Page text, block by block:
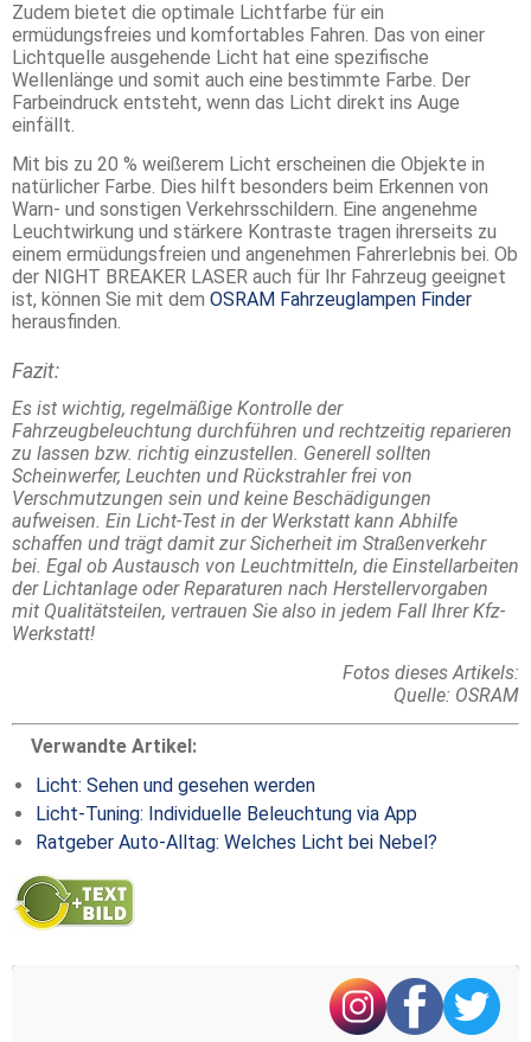
Zudem bietet die optimale Lichtfarbe für ein
ermüdungsfreies und komfortables Fahren. Das von einer
Lichtquelle ausgehende Licht hat eine spezifische
Wellenlänge und somit auch eine bestimmte Farbe. Der
Farbeindruck entsteht, wenn das Licht direkt ins Auge
einfällt.
Mit bis zu 20 % weißerem Licht erscheinen die Objekte in
natürlicher Farbe. Dies hilft besonders beim Erkennen von
Warn- und sonstigen Verkehrsschildern. Eine angenehme
Leuchtwirkung und stärkere Kontraste tragen ihrerseits zu
einem ermüdungsfreien und angenehmen Fahrerlebnis bei. Ob
der NIGHT BREAKER LASER auch für Ihr Fahrzeug geeignet
ist, können Sie mit dem OSRAM Fahrzeuglampen Finder
herausfinden.
Fazit:
Es ist wichtig, regelmäßige Kontrolle der
Fahrzeugbeleuchtung durchführen und rechtzeitig reparieren
zu lassen bzw. richtig einzustellen. Generell sollten
Scheinwerfer, Leuchten und Rückstrahler frei von
Verschmutzungen sein und keine Beschädigungen
aufweisen. Ein Licht-Test in der Werkstatt kann Abhilfe
schaffen und trägt damit zur Sicherheit im Straßenverkehr
bei. Egal ob Austausch von Leuchtmitteln, die Einstellarbeiten
der Lichtanlage oder Reparaturen nach Herstellervorgaben
mit Qualitätsteilen, vertrauen Sie also in jedem Fall Ihrer Kfz-
Werkstatt!
Fotos dieses Artikels:
Quelle: OSRAM
Verwandte Artikel:
Licht: Sehen und gesehen werden
Licht-Tuning: Individuelle Beleuchtung via App
Ratgeber Auto-Alltag: Welches Licht bei Nebel?